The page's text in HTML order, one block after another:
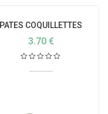
PATES COQUILLETTES
BLANCHES BIO ITALIE
3.70 €